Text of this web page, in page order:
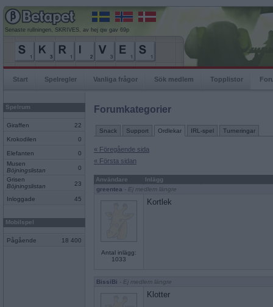
Senaste rullningen, SKRIVES, av hej qw gav 69p
Start Spelregler Vanliga frågor Sök medlem Topplistor
Spelrum
Giraffen 22
Krokodilen 0
Elefanten
0
Musen
Böjningslistan
0
Grisen
Böjningslistan
23
Inloggade 45
Mobilspel
Pågående 18 400
Forumkategorier
Snack Support Ordlekar IRL-spel Turneringar
« Föregående sida
« Första sidan
Användare
Inlägg
greentea - Ej medlem längre
Antal inlägg:
1033
Kortlek
BissiBi - Ej medlem längre
Klotter